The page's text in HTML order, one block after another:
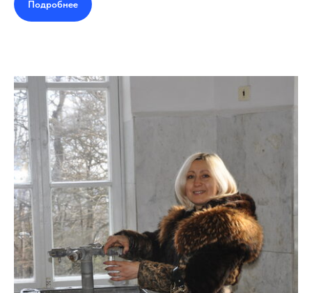
Подробнее